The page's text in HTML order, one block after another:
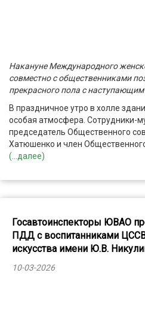
Накануне Международного
совместно с общественниками
прекрасного пола с
В праздничное утро в холле
особая атмосфера. Сотрудники-
председатель Общественного
Хатюшенко и член
(...далее)
Госавтоинспекторы ЮВАО
ПДД с воспитанниками
искусства имени Ю.В.
10-03-2026